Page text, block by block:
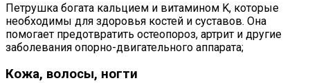
Петрушка богата кальцием и витамином K, которые
необходимы для здоровья костей и суставов. Она
помогает предотвратить остеопороз, артрит и другие
заболевания опорно-двигательного аппарата;
Кожа, волосы, ногти